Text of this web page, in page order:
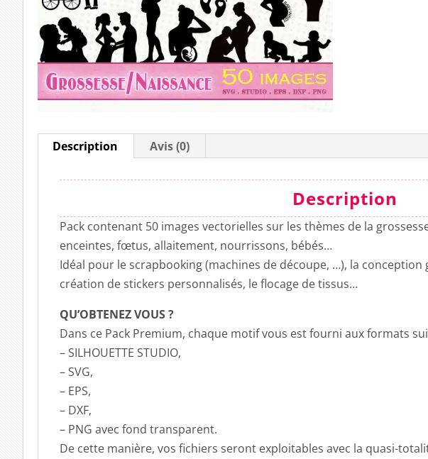
Description Avis (0)
Description
Pack contenant 50 images vectorielles sur les thèmes de la
enceintes, fœtus, allaitement, nourrissons, bébés…
Idéal pour le scrapbooking (machines de découpe, …), la
création de stickers personnalisés, le flocage de tissus…
QU’OBTENEZ VOUS ?
Dans ce Pack Premium, chaque motif vous est fourni aux formats
– SILHOUETTE STUDIO,
– SVG,
– EPS,
– DXF,
– PNG avec fond transparent.
De cette manière, vos fichiers seront exploitables avec la quasi-